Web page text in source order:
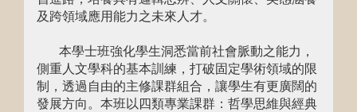
及跨領域應用能力之未來人才。
本學⼠班強化學⽣洞悉當前社會脈動之能⼒，
側重⼈文學科的基本訓練，打破固定學術領域的限
制，透過⾃由的主修課群組合，讓學⽣有更廣闊的
發展⽅向。本班以四類專業課群：哲學思維與經典